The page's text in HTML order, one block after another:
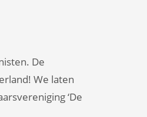
De
We laten
‘De